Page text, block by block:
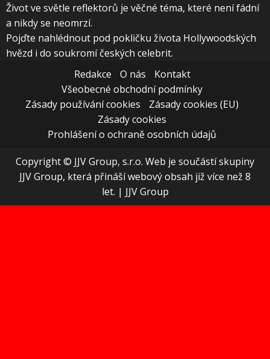
Život ve světle reflektorů je věčné téma, které není fádní
a nikdy se neomrzí.
Pojďte nahlédnout pod pokličku života Hollywoodských
hvězd i do soukromí českých celebrit.
Redakce
O nás
Kontakt
Všeobecné obchodní podmínky
Zásady používání cookies
Zásady cookies (EU)
Zásady cookies
Prohlášení o ochraně osobních údajů
Copyright © JJV Group, s.r.o. Web je součástí skupiny
JJV Group, která přináší webový obsah již více než 8
let. | JJV Group